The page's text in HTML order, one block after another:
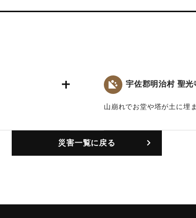
宇佐郡明治村 聖光
山崩れでお堂や塔が土に埋
｜固有コード:00029002
災害一覧に戻る